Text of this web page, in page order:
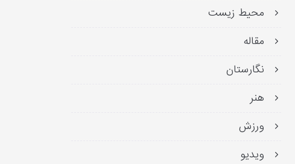
محیط زیست
مقاله
نگارستان
هنر
ورزش
ویدیو